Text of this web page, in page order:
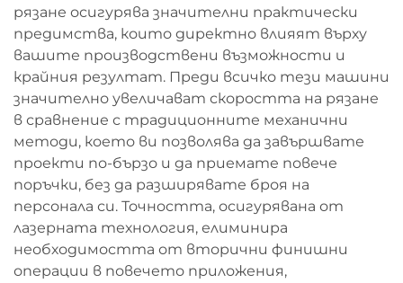
рязане осигурява значителни практически
предимства, които директно влияят върху
вашите производствени възможности и
крайния резултат. Преди всичко тези машини
значително увеличават скоростта на рязане
в сравнение с традиционните механични
методи, което ви позволява да завършвате
проекти по-бързо и да приемате повече
поръчки, без да разширявате броя на
персонала си. Точността, осигурявана от
лазерната технология, елиминира
необходимостта от вторични финишни
операции в повечето приложения,